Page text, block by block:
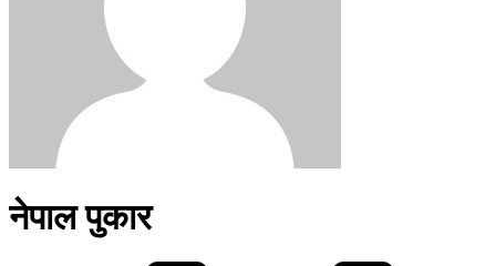
नेपाल पुकार